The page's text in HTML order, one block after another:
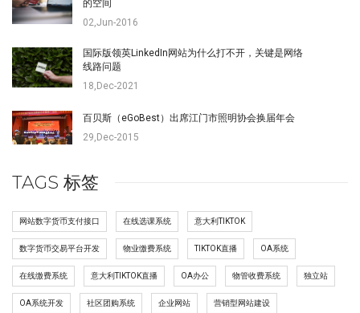
的空间
02,Jun-2016
国际版领英LinkedIn网站为什么打不开，关键是网络
线路问题
18,Dec-2021
百贝斯（eGoBest）出席江门市照明协会换届年会
29,Dec-2015
TAGS 标签
网站数字货币支付接口 在线选课系统 意大利TIKTOK
数字货币交易平台开发 物业缴费系统 TIKTOK直播 OA系统
在线缴费系统 意大利TIKTOK直播 OA办公 物管收费系统 独立站
OA系统开发 社区团购系统 企业网站 营销型网站建设